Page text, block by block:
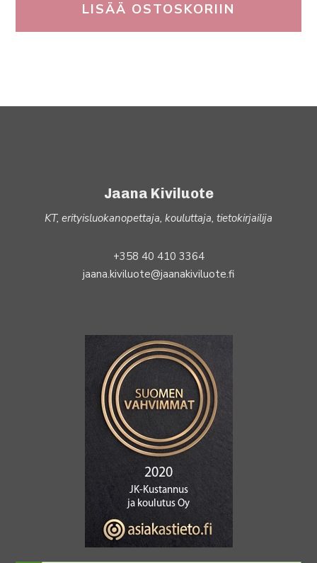
LISÄÄ OSTOSKORIIN
Jaana Kiviluote
KT, erityisluokanopettaja, kouluttaja, tietokirjailija
+358 40 410 3364
jaana.kiviluote@jaanakiviluote.fi